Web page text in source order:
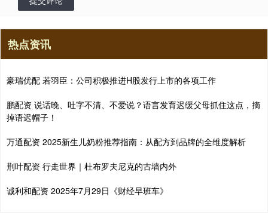
热点资讯
豪瑞优配 若羽臣：公司积极推进H股发行上市的各项工作
鹏配资 说话晚、吐字不清、不爱说？语言发育迟缓父母抓住这点，摘
掉语迟帽子！
万通配资 2025新生儿奶粉推荐指南：从配方到品牌的全维度解析
荆叶配资 行走世界｜杜布罗夫尼克的古墙内外
诚利和配资 2025年7月29日《财经早班车》